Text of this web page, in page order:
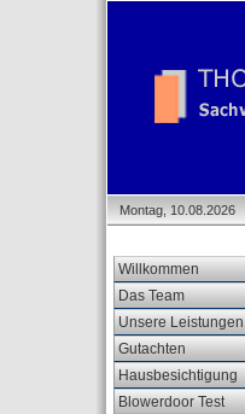
Montag, 10.08.2026
Willkommen
Das Team
Unsere Leistungen
Gutachten
Hausbesichtigung
Blowerdoor Test